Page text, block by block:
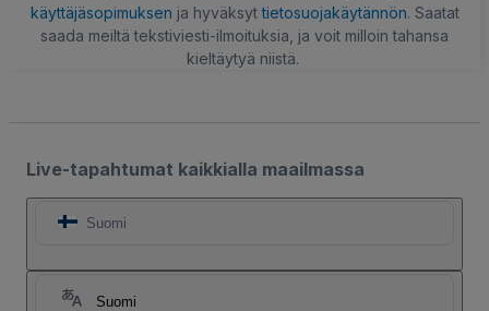
käyttäjäsopimuksen ja hyväksyttietosuojakäytännön. Saatat
saada meiltä tekstiviesti-ilmoituksia, ja voit milloin tahansa
kieltäytyä niistä.
Live-tapahtumat kaikkialla maailmassa
Suomi
Suomi